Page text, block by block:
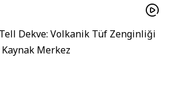
Tell Dekve: Volkanik Tüf Zenginliği
Merkez